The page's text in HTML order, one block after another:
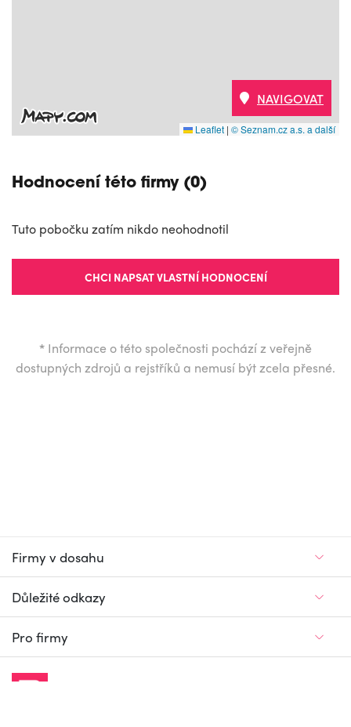
Leaflet | © Seznam.cz a.s. a další
NAVIGOVAT
Hodnocení této firmy (0)
Tuto pobočku zatím nikdo neohodnotil
CHCI NAPSAT VLASTNÍ HODNOCENÍ
* Informace o této společnosti pochází z veřejně
dostupných zdrojů a rejstříků a nemusí být zcela přesné.
Firmy v dosahu
Důležité odkazy
Pro firmy